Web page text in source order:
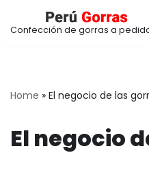
Saltar
Confección de gorras a
Home » El negocio de las
El negocio